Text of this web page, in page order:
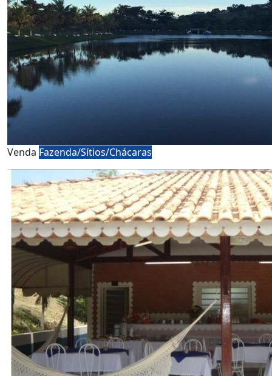
Venda Fazenda/Sítios/Chácaras